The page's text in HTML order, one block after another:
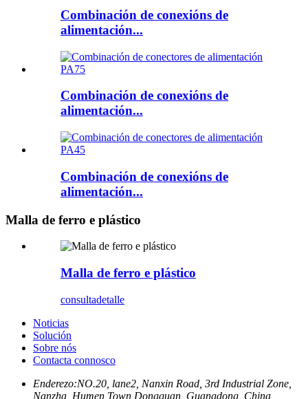
Combinación de conexións de
alimentación...
Combinación de conexións de
alimentación...
Combinación de conexións de
alimentación...
Malla de ferro e plástico
Malla de ferro e plástico
consultadetalle
Noticias
Solución
Sobre nós
Contacta connosco
Enderezo:NO.20, lane2, Nanxin Road, 3rd Industrial Zone,
Nanzha, Humen Town Dongguan, Guangdong, China